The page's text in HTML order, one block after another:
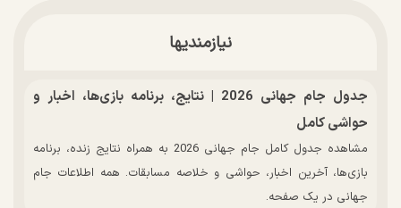
نیازمندیها
جدول جام جهانی 2026 | نتایج، برنامه بازی‌ها، اخبار و
حواشی کامل
مشاهده جدول کامل جام جهانی 2026 به همراه نتایج زنده، برنامه
بازی‌ها، آخرین اخبار، حواشی و خلاصه مسابقات. همه اطلاعات جام
جهانی در یک صفحه.